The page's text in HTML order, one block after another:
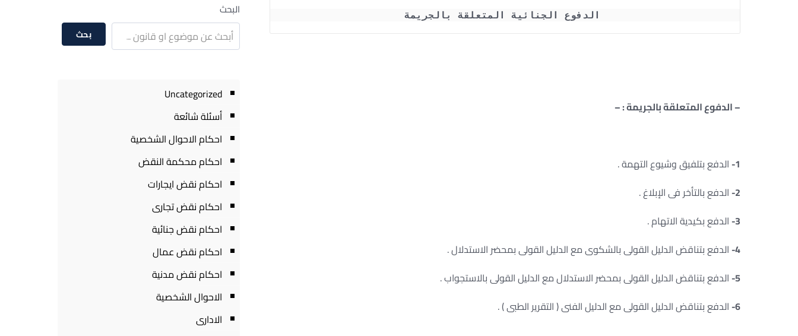
الدفوع الجنائية المتعلقة بالجريمة
– الدفوع المتعلقة بالجريمة : –
1- الدفع بتلفيق وشيوع التهمة .
2- الدفع بالتأخر فى الإبلاغ .
3- الدفع بكيدية الاتهام .
4- الدفع بتناقض الدليل القولى بالشكوى مع الدليل القولى بمحضر الاستدلال .
5- الدفع بتناقض الدليل القولى بمحضر الاستدلال مع الدليل القولى بالاستجواب .
6- الدفع بتناقض الدليل القولى مع الدليل الفنى ( التقرير الطبى ) .
البحث
بحث
Uncategorized
أسئلة شائعة
احكام الاحوال الشخصية
احكام محكمة النقض
احكام نقض ايجارات
احكام نقض تجارى
احكام نقض جنائية
احكام نقض عمال
احكام نقض مدنية
الاحوال الشخصية
الادارى